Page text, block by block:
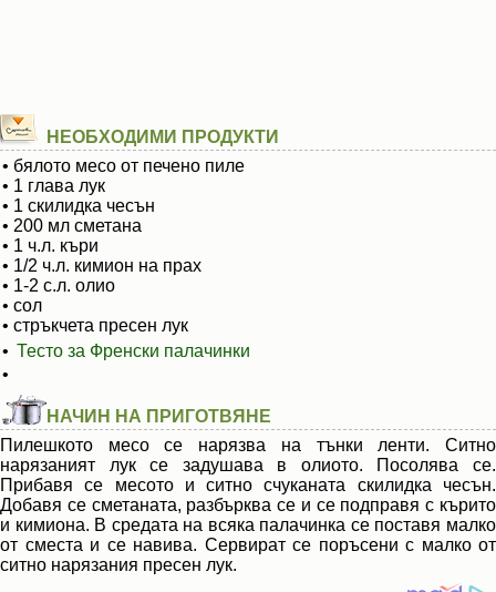
НЕОБХОДИМИ ПРОДУКТИ
• бялото месо от печено пиле
• 1 глава лук
• 1 скилидка чесън
• 200 мл сметана
• 1 ч.л. къри
• 1/2 ч.л. кимион на прах
• 1-2 с.л. олио
• сол
• стръкчета пресен лук
• Тесто за Френски палачинки
•
НАЧИН НА ПРИГОТВЯНЕ
Пилешкото месо се нарязва на тънки ленти. Ситно
нарязаният лук се задушава в олиото. Посолява се.
Прибавя се месото и ситно счуканата скилидка чесън.
Добавя се сметаната, разбърква се и се подправя с кърито
и кимиона. В средата на всяка палачинка се поставя малко
от сместа и се навива. Сервират се поръсени с малко от
ситно нарязания пресен лук.